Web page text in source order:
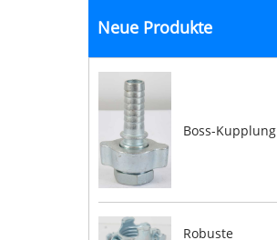
Neue Produkte
Boss-Kupplung
Robuste